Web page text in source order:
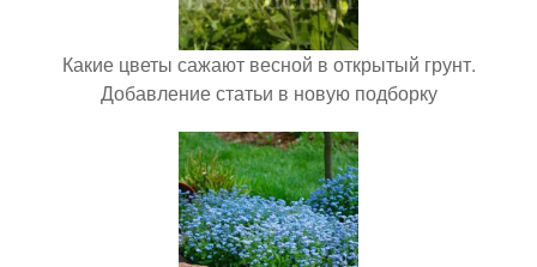
Какие цветы сажают весной в открытый грунт.
Добавление статьи в новую подборку